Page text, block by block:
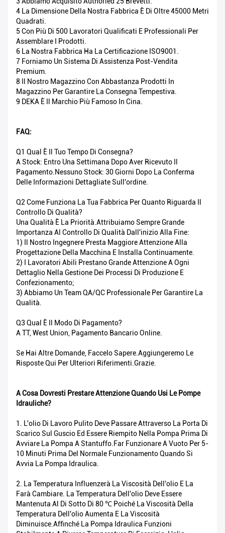
4 La Dimensione Della Nostra Fabbrica È Di Oltre 45000 Metri
Quadrati.
5 Con Più Di 500 Lavoratori Qualificati E Professionali Per
Assemblare I Prodotti.
6 La Nostra Fabbrica Ha La Certificazione ISO9001.
7 Forniamo Un Sistema Di Assistenza Post-Vendita
Premium.
8 Il Nostro Magazzino Con Abbastanza Prodotti In
Magazzino Per Garantire La Consegna Tempestiva.
9 DEKA È Il Marchio Più Famoso In Cina.
FAQ:
Q1 Qual È Il Tuo Tempo Di Consegna?
A Stock: Entro Una Settimana Dopo Aver Ricevuto Il
Pagamento.Nessuno Stock: 30 Giorni Dopo La Conferma
Delle Informazioni Dettagliate Sull'ordine.
Q2 Come Funziona La Tua Fabbrica Per Quanto Riguarda Il
Controllo Di Qualità?
Una Qualità È La Priorità.Attribuiamo Sempre Grande
Importanza Al Controllo Di Qualità Dall'inizio Alla Fine:
1) Il Nostro Ingegnere Presta Maggiore Attenzione Alla
Progettazione Della Macchina E Installa Continuamente.
2) I Lavoratori Abili Prestano Grande Attenzione A Ogni
Dettaglio Nella Gestione Dei Processi Di Produzione E
Confezionamento;
3) Abbiamo Un Team QA/QC Professionale Per Garantire La
Qualità.
Q3 Qual È Il Modo Di Pagamento?
A TT, West Union, Pagamento Bancario Online.
Se Hai Altre Domande, Faccelo Sapere.Aggiungeremo Le
Risposte Qui Per Ulteriori Riferimenti.Grazie.
A Cosa Dovresti Prestare Attenzione Quando Usi Le Pompe
Idrauliche?
1. L'olio Di Lavoro Pulito Deve Passare Attraverso La Porta Di
Scarico Sul Guscio Ed Essere Riempito Nella Pompa Prima Di
Avviare La Pompa A Stantuffo.Far Funzionare A Vuoto Per 5-
10 Minuti Prima Del Normale Funzionamento Quando Si
Avvia La Pompa Idraulica.
2. La Temperatura Influenzerà La Viscosità Dell'olio E La
Farà Cambiare. La Temperatura Dell'olio Deve Essere
Mantenuta Al Di Sotto Di 80 ℃ Poiché La Viscosità Della
Temperatura Dell'olio Aumenta E La Viscosità
Diminuisce.Affinché La Pompa Idraulica Funzioni